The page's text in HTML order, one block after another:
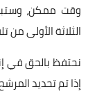
وقت ممكن،
الثلاثة الأولى من
نحتفظ بالحق في
إذا تم تحديد